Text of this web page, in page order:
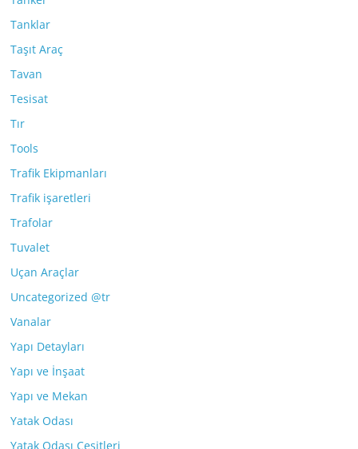
Tanklar
Taşıt Araç
Tavan
Tesisat
Tır
Tools
Trafik Ekipmanları
Trafik işaretleri
Trafolar
Tuvalet
Uçan Araçlar
Uncategorized @tr
Vanalar
Yapı Detayları
Yapı ve İnşaat
Yapı ve Mekan
Yatak Odası
Yatak Odası Çeşitleri